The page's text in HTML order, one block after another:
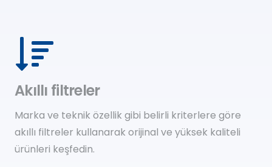
Akıllı filtreler
Marka ve teknik özellik gibi belirli kriterlere göre
akıllı filtreler kullanarak orijinal ve yüksek kaliteli
ürünleri keşfedin.